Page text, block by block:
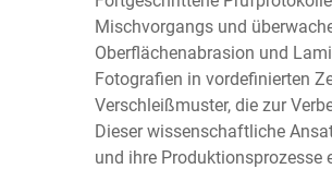
Mischvorgangs und
Oberflächenabrasion und
Fotografien in vordefinierten
Verschleißmuster, die zur
Dieser wissenschaftliche
und ihre Produktionsprozesse